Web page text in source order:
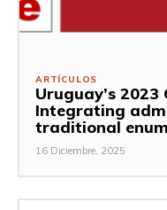
ARTÍCULOS
Uruguay’s 2023
Integrating
traditional
16 Diciembre, 2025